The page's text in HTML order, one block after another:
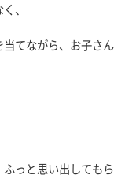
、
当てながら、お子さん
っと思い出してもら